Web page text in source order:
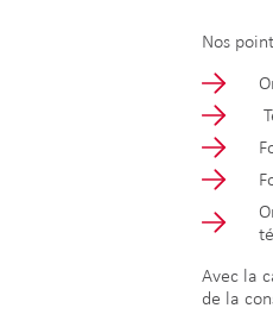
Nos
Avec la
de la